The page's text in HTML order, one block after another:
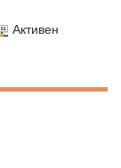
Активен